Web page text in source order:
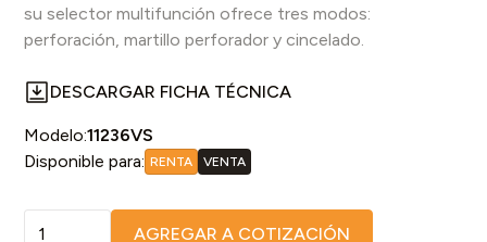
su selector multifunción ofrece tres modos:
perforación, martillo perforador y cincelado.
DESCARGAR FICHA TÉCNICA
Modelo:11236VS
Disponible para: RENTA VENTA
AGREGAR A COTIZACIÓN